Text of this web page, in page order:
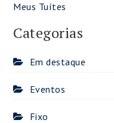
Meus Tuítes
Categorias
Em destaque
Eventos
Fixo